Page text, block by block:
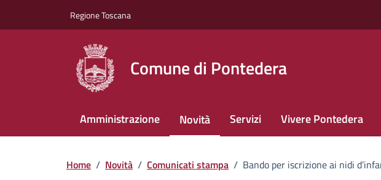
Regione Toscana
Comune di Pontedera
Amministrazione Novità Servizi Vivere Pontedera
Home / Novità / Comunicati stampa / Bando per iscrizione ai nidi